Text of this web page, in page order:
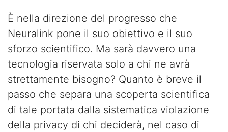
È nella direzione del progresso che
Neuralink pone il suo obiettivo e il suo
sforzo scientifico. Ma sarà davvero una
tecnologia riservata solo a chi ne avrà
strettamente bisogno? Quanto è breve il
passo che separa una scoperta scientifica
di tale portata dalla sistematica violazione
della privacy di chi deciderà, nel caso di